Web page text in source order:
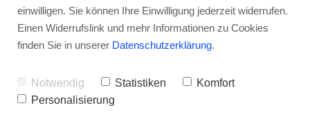
Internal Linking Tool
dich.
Stephan Ochmann
Inhalt:
einwilligen. Sie können Ihre Einwilligung jederzeit widerrufen.
Einen Widerrufslink und mehr Informationen zu Cookies
finden Sie in unserer Datenschutzerklärung.
Notwendig Statistiken
Komfort
Personalisierung